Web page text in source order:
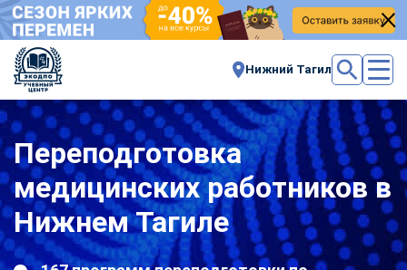
Нижний Тагил
Переподготовка
медицинских работников в
Нижнем Тагиле